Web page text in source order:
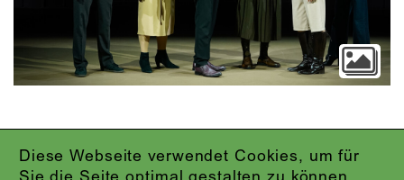
Diese Webseite verwendet Cookies, um für
IMPRESSUM